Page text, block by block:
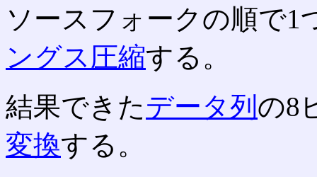
ソースフォークの順で1
ングス圧縮する。
結果できたデータ列 の8
変換する。